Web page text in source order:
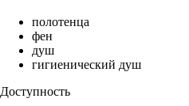
полотенца
фен
душ
гигиенический душ
Доступность